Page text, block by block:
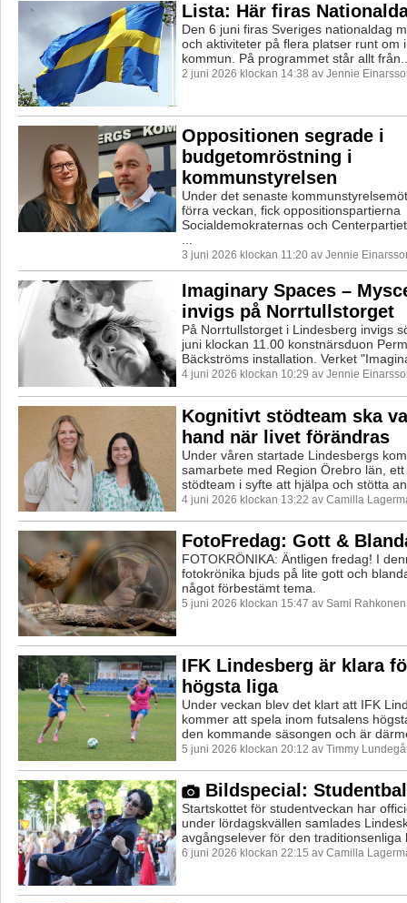
Lista: Här firas
Den 6 juni firas Sveriges nationaldag
och aktiviteter på flera platser runt om
kommun. På programmet står allt
2 juni 2026 klockan 14:38 av Jennie
Oppositionen segrade i
budgetomröstning i
kommunstyrelsen
Under det senaste
förra veckan, fick oppositionspartierna
Socialdemokraternas och
...
3 juni 2026 klockan 11:20 av Jennie
Imaginary Spaces –
invigs på Norrtullstorget
På Norrtullstorget i Lindesberg invigs
juni klockan 11.00 konstnärsduon
Bäckströms installation. Verket
4 juni 2026 klockan 10:29 av Jennie
Kognitivt stödteam ska
hand när livet förändras
Under våren startade Lindesbergs
samarbete med Region Örebro län, ett
stödteam i syfte att hjälpa och stötta
4 juni 2026 klockan 13:22 av Camilla
FotoFredag: Gott &
FOTOKRÖNIKA: Äntligen fredag! I
fotokrönika bjuds på lite gott och
något förbestämt tema.
5 juni 2026 klockan 15:47 av Sami
IFK Lindesberg är klara
högsta liga
Under veckan blev det klart att IFK
kommer att spela inom futsalens
den kommande säsongen och är
5 juni 2026 klockan 20:12 av Timmy
Bildspecial:
Startskottet för studentveckan har
under lördagskvällen samlades
avgångselever för den traditionsenliga
6 juni 2026 klockan 22:15 av Camilla